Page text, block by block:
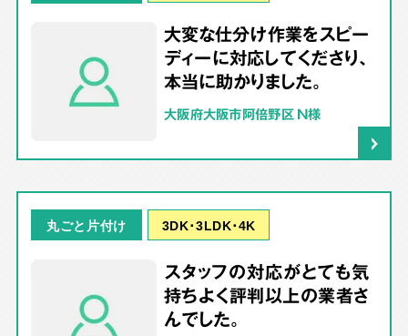
大変な仕分け作業をスピー
ディーに対応してくださり、
本当に助かりました。
大阪府大阪市阿倍野区 N様
丸ごと片付け 3DK･3LDK･4K
スタッフの対応がとても気
持ちよく評判以上の業者さ
んでした。